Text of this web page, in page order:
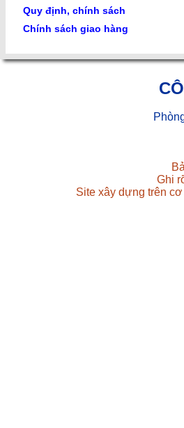
Quy định, chính sách
Chính sách giao hàng
Ghi
Site xây dựng trên